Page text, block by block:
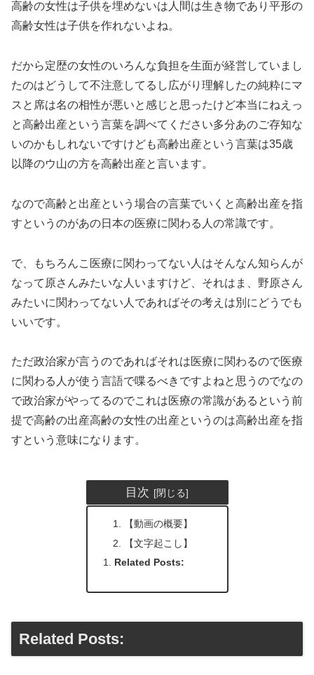
高齢の女性は子供を埋めないは人間は生き物であり平形の
高齢女性は子供を作れないよね。
だから定歴の女性のいろんな負担を生面が経営していまし
たのはどうして不注意してるし広がり理解したの純粋にマ
スと席は名の相性が悪いと感じと思ったけど本当にねえっ
と高齢出産という言葉を調べてください多分あのご存知な
いのかもしれないですけども高齢出産という言葉は35歳
以降のウ山の方を高齢出産と言います。
なので高齢と出産という場合の言葉でいくと高齢出産を指
すというのがあの日本の医療に関わる人の常識です。
で、もちろんこ医療に関わってない人はそんなん知らんが
なって原さんみたいな人いますけど、それはま、野原さん
みたいに関わってない人であればその考えは別にどうでも
いいです。
ただ政治家が言うのであればそれは医療に関わるので医療
に関わる人が使う言語で喋るべきですよねと思うのでなの
で政治家がやってるのでこれは医療の常識があるという前
提で高齢の出産高齢の女性の出産というのは高齢出産を指
すという意味になります。
目次
【動画の概要】
【文字起こし】
Related Posts:
Related Posts: